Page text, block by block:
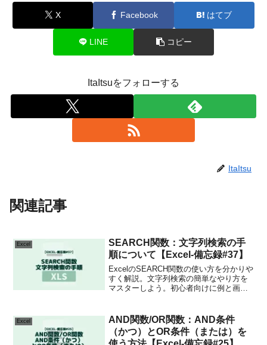
X Facebook はてブ
LINE コピー
ItaItsuをフォローする
ItaItsu
関連記事
Excel
SEARCH関数：文字列検索の手
順について【Excel-備忘録#37】
ExcelのSEARCH関数の使い方を分かりや
すく解説。文字列検索の簡単なやり方を
マスターしよう。初心者向けに例と画像
Excel
AND関数/OR関数：AND条件
（かつ）とOR条件（または）を